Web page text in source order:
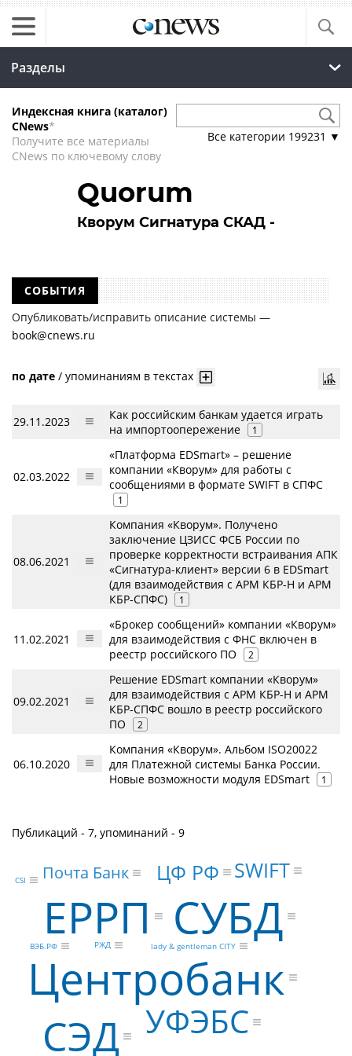
Разделы
Индексная книга (каталог)
CNews*
Получите все материалы
CNews по ключевому слову
Все категории 199231 ▼
Quorum
Кворум Сигнатура СКАД -
СОБЫТИЯ
Опубликовать/исправить описание системы —
book@cnews.ru
по дате / упоминаниям в текстах
29.11.2023
Как российским банкам удается играть
на импортоопережение
1
02.03.2022
«Платформа EDSmart» – решение
компании «Кворум» для работы с
сообщениями в формате SWIFT в CПФС
1
08.06.2021
Компания «Кворум». Получено
заключение ЦЗИСС ФСБ России по
проверке корректности встраивания АПК
«Сигнатура-клиент» версии 6 в EDSmart
(для взаимодействия с АРМ КБР-Н и АРМ
КБР-СПФС)
1
11.02.2021
«Брокер сообщений» компании «Кворум»
для взаимодействия с ФНС включен в
реестр российского ПО
2
09.02.2021
Решение EDSmart компании «Кворум»
для взаимодействия с АРМ КБР-Н и АРМ
КБР-СПФС вошло в реестр российского
ПО
2
06.10.2020
Компания «Кворум». Альбом ISO20022
для Платежной системы Банка России.
Новые возможности модуля EDSmart
1
Публикаций - 7, упоминаний - 9
Центробанк
СУБД
ЕРРП
СЭД УФЭБС
SWIFT
ЦФ РФ
Почта Банк
lady & gentleman CITY
ВЭБ.РФ РЖД
CSI